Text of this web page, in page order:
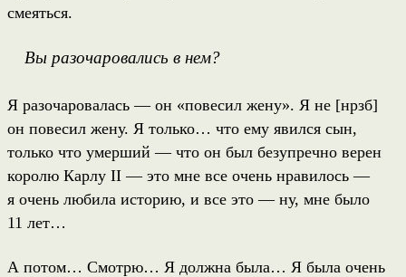
смеяться.
Вы разочаровались в нем?
Я разочаровалась — он «повесил жену». Я не [нрзб]
он повесил жену. Я только… что ему явился сын,
только что умерший — что он был безупречно верен
королю Карлу II — это мне все очень нравилось —
я очень любила историю, и все это — ну, мне было
11 лет…
А потом… Смотрю… Я должна была… Я была очень